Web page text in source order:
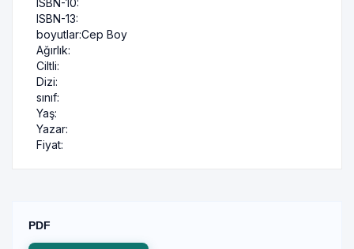
ISBN-10:
ISBN-13:
boyutlar:Cep Boy
Ağırlık:
Ciltli:
Dizi:
sınıf:
Yaş:
Yazar:
Fiyat:
PDF